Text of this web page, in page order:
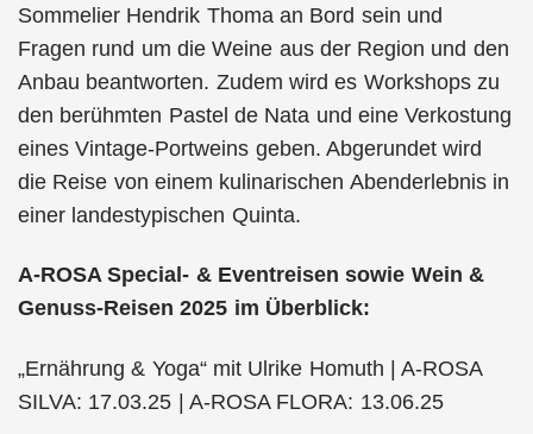
Sommelier Hendrik Thoma an Bord sein und
Fragen rund um die Weine aus der Region und den
Anbau beantworten. Zudem wird es Workshops zu
den berühmten Pastel de Nata und eine Verkostung
eines Vintage-Portweins geben. Abgerundet wird
die Reise von einem kulinarischen Abenderlebnis in
einer landestypischen Quinta.
A-ROSA Special- & Eventreisen sowie Wein &
Genuss-Reisen 2025 im Überblick:
„Ernährung & Yoga“ mit Ulrike Homuth | A-ROSA
SILVA: 17.03.25 | A-ROSA FLORA: 13.06.25